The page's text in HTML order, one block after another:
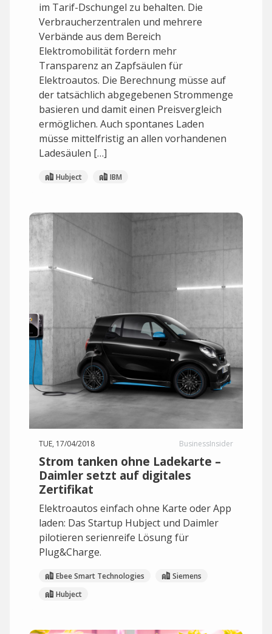
im Tarif-Dschungel zu behalten. Die
Verbraucherzentralen und mehrere
Verbände aus dem Bereich
Elektromobilität fordern mehr
Transparenz an Zapfsäulen für
Elektroautos. Die Berechnung müsse auf
der tatsächlich abgegebenen Strommenge
basieren und damit einen Preisvergleich
ermöglichen. Auch spontanes Laden
müsse mittelfristig an allen vorhandenen
Ladesäulen […]
Hubject IBM
TUE, 17/04/2018 BusinessInsider
Strom tanken ohne Ladekarte –
Daimler setzt auf digitales
Zertifikat
Elektroautos einfach ohne Karte oder App
laden: Das Startup Hubject und Daimler
pilotieren serienreife Lösung für
Plug&Charge.
Ebee Smart Technologies
Siemens
Hubject